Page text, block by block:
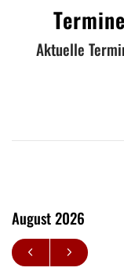
Aktuelle
August 2026